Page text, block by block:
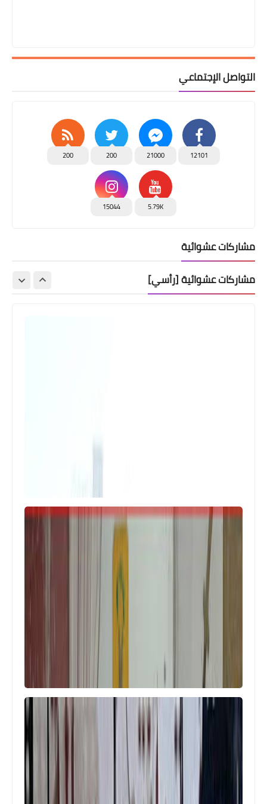
التواصل الإجتماعي
12101
21000
200
200
5.79K
15044
مشاركات عشوائية
مشاركات عشوائية [رأسي]